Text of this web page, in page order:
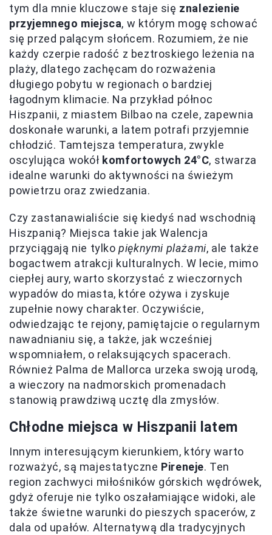
tym dla mnie kluczowe staje się znalezienie
przyjemnego miejsca, w którym mogę schować
się przed palącym słońcem. Rozumiem, że nie
każdy czerpie radość z beztroskiego leżenia na
plaży, dlatego zachęcam do rozważenia
długiego pobytu w regionach o bardziej
łagodnym klimacie. Na przykład północ
Hiszpanii, z miastem Bilbao na czele, zapewnia
doskonałe warunki, a latem potrafi przyjemnie
chłodzić. Tamtejsza temperatura, zwykle
oscylująca wokół komfortowych 24°C, stwarza
idealne warunki do aktywności na świeżym
powietrzu oraz zwiedzania.
Czy zastanawialiście się kiedyś nad wschodnią
Hiszpanią? Miejsca takie jak Walencja
przyciągają nie tylkopięknymi plażami, ale także
bogactwem atrakcji kulturalnych. W lecie, mimo
ciepłej aury, warto skorzystać z wieczornych
wypadów do miasta, które ożywa i zyskuje
zupełnie nowy charakter. Oczywiście,
odwiedzając te rejony, pamiętajcie o regularnym
nawadnianiu się, a także, jak wcześniej
wspomniałem, o relaksujących spacerach.
Również Palma de Mallorca urzeka swoją urodą,
a wieczory na nadmorskich promenadach
stanowią prawdziwą ucztę dla zmysłów.
Chłodne miejsca w Hiszpanii latem
Innym interesującym kierunkiem, który warto
rozważyć, są majestatyczne Pireneje. Ten
region zachwyci miłośników górskich wędrówek,
gdyż oferuje nie tylko oszałamiające widoki, ale
także świetne warunki do pieszych spacerów, z
dala od upałów. Alternatywą dla tradycyjnych